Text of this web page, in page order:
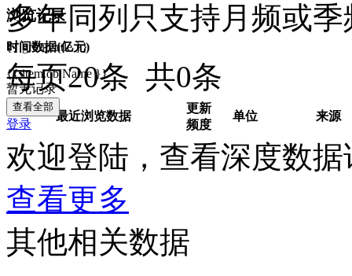
浏览记录
{{ group.title }}
{{ item.objName }}
暂无记录
查看全部
登录
多年同列只支持月频或季
时间数据(亿元)
每页20条 共0条
最近浏览数据
更新
频度
单位 来源
欢迎登陆，查看深度数据
查看更多
其他相关数据